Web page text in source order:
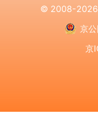
© 2008-2026
京
京